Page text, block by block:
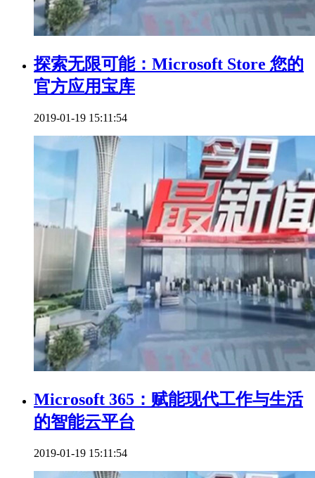
探索无限可能：Microsoft Store 您的
官方应用宝库
2019-01-19 15:11:54
Microsoft 365：赋能现代工作与生活
的智能云平台
2019-01-19 15:11:54